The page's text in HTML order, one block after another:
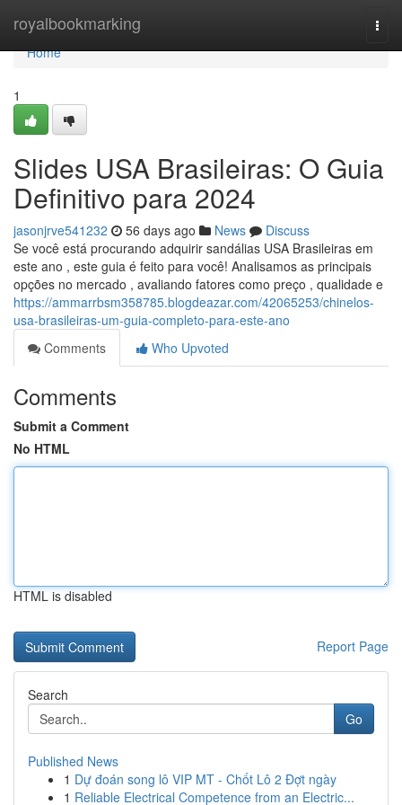
royalbookmarking
Home
Home
1
Slides USA Brasileiras: O Guia
Definitivo para 2024
jasonjrve541232 56 days ago News
Discuss
Se você está procurando adquirir sandálias USA Brasileiras em
este ano , este guia é feito para você! Analisamos as principais
opções no mercado , avaliando fatores como preço , qualidade e
https://ammarrbsm358785.blogdeazar.com/42065253/chinelos-
usa-brasileiras-um-guia-completo-para-este-ano
Comments
Who Upvoted
Comments
Submit a Comment
No HTML
HTML is disabled
Report Page
Search
Go
Published News
1 Dự đoán song lô VIP MT - Chốt Lô 2 Đợt ngày
1 Reliable Electrical Competence from an Electric...